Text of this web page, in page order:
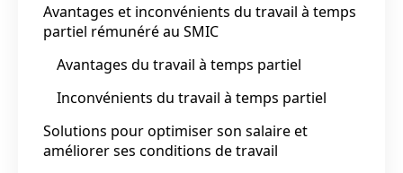
Avantages et inconvénients du travail à temps
partiel rémunéré au SMIC
Avantages du travail à temps partiel
Inconvénients du travail à temps partiel
Solutions pour optimiser son salaire et
améliorer ses conditions de travail